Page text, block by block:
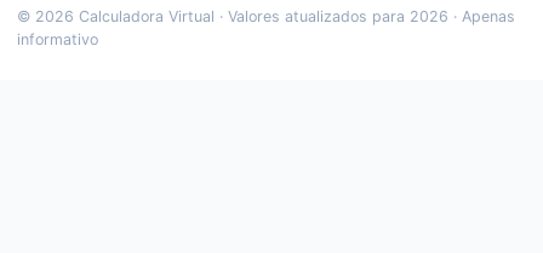
© 2026 Calculadora Virtual · Valores atualizados para 2026 · Apenas
informativo